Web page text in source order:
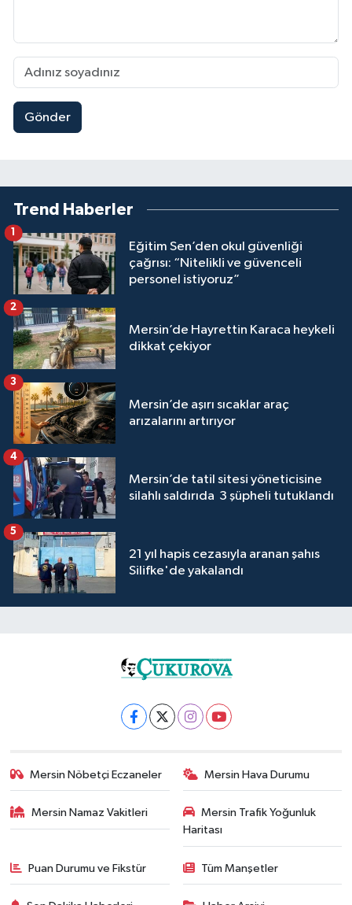
Gönder
Trend Haberler
Eğitim Sen’den okul güvenliği
çağrısı: “Nitelikli ve güvenceli
personel istiyoruz”
1
Mersin’de Hayrettin Karaca heykeli
dikkat çekiyor
2
Mersin’de aşırı sıcaklar araç
arızalarını artırıyor
3
Mersin’de tatil sitesi yöneticisine
silahlı saldırıda 3 şüpheli tutuklandı
4
21 yıl hapis cezasıyla aranan şahıs
Silifke'de yakalandı
5
Mersin Nöbetçi Eczaneler Mersin Hava Durumu
Mersin Namaz Vakitleri
Mersin Trafik Yoğunluk
Haritası
Puan Durumu ve Fikstür Tüm Manşetler